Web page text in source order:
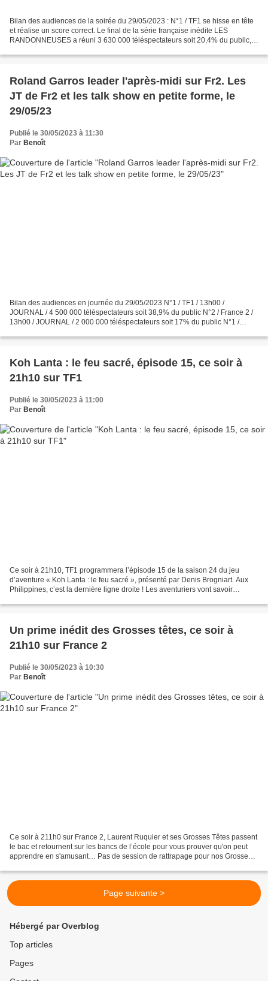
Bilan des audiences de la soirée du 29/05/2023 : N°1 / TF1 se hisse en tête
et réalise un score correct. Le final de la série française inédite LES
RANDONNEUSES a réuni 3 630 000 téléspectateurs soit 20,4% du public,
Roland Garros leader l'après-midi sur Fr2. Les
JT de Fr2 et les talk show en petite forme, le
29/05/23
Publié le 30/05/2023 à 11:30
Par Benoît
Bilan des audiences en journée du 29/05/2023 N°1 / TF1 / 13h00 /
JOURNAL / 4 500 000 téléspectateurs soit 38,9% du public N°2 / France 2 /
13h00 / JOURNAL / 2 000 000 téléspectateurs soit 17% du public N°1 /
Koh Lanta : le feu sacré, épisode 15, ce soir à
21h10 sur TF1
Publié le 30/05/2023 à 11:00
Par Benoît
Ce soir à 21h10, TF1 programmera l’épisode 15 de la saison 24 du jeu
d’aventure « Koh Lanta : le feu sacré », présenté par Denis Brogniart. Aux
Philippines, c’est la dernière ligne droite ! Les aventuriers vont savoir
Un prime inédit des Grosses têtes, ce soir à
21h10 sur France 2
Publié le 30/05/2023 à 10:30
Par Benoît
Ce soir à 211h0 sur France 2, Laurent Ruquier et ses Grosses Têtes passent
le bac et retournent sur les bancs de l’école pour vous prouver qu'on peut
apprendre en s'amusant… Pas de session de rattrapage pour nos Grosses
Page suivante >
Hébergé par Overblog
Top articles
Pages